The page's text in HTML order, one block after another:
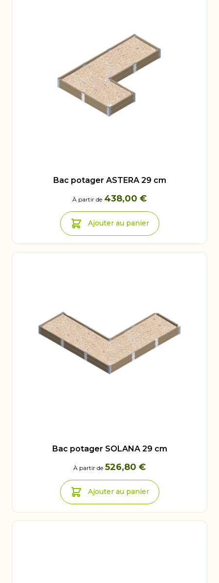
Bac potager ASTERA 29 cm
À partir de 438,00 €
Ajouter au panier
Bac potager SOLANA 29 cm
À partir de 526,80 €
Ajouter au panier